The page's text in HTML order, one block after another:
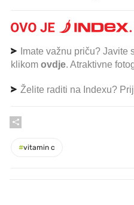
Imate važnu priču? Javite
klikom ovdje. Atraktivne
Želite raditi na Indexu?
#vitamin c